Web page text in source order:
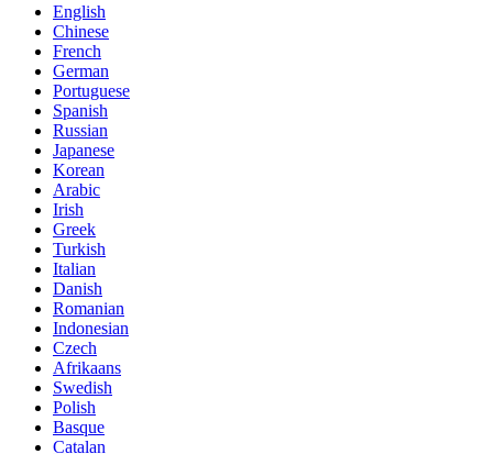
English
Chinese
French
German
Portuguese
Spanish
Russian
Japanese
Korean
Arabic
Irish
Greek
Turkish
Italian
Danish
Romanian
Indonesian
Czech
Afrikaans
Swedish
Polish
Basque
Catalan